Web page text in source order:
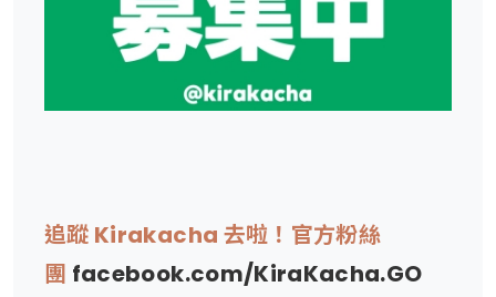
追蹤 Kirakacha 去啦！官方粉絲
團 facebook.com/KiraKacha.GO